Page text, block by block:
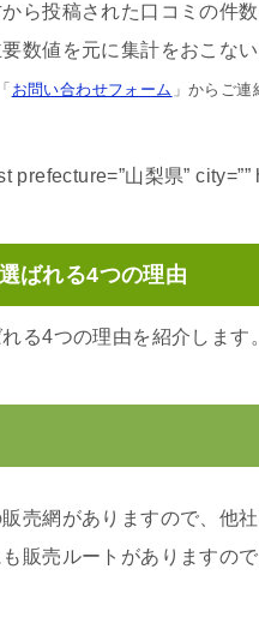
ら投稿された口コミの件
数値を元に集計をおこな
お問い合わせフォーム 」からご連
山梨県” city=””
ばれる4つの理由
る4つの理由を紹介します。
売網がありますので、他
販売ルートがありますの